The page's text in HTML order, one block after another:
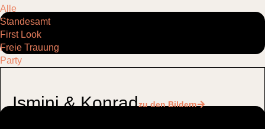
Alle
Standesamt
First Look
Freie Trauung
Party
Ismini & Konradzu den Bildern